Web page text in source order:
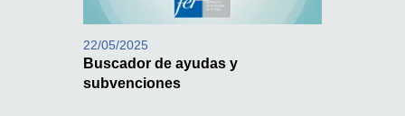
22/05/2025
Buscador de ayudas y
subvenciones